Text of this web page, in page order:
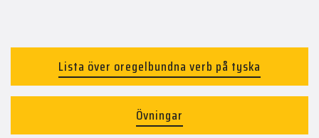
Lista över oregelbundna verb på tyska
Övningar